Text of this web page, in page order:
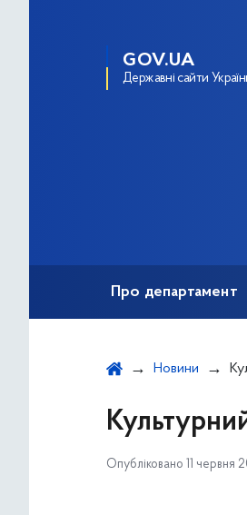
GOV.UA
Державні сайти
Про департамент
Новини
Опубліковано 11 червня